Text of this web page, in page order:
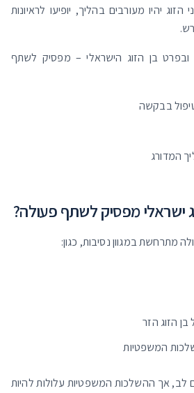
יהיו מעורבים בהליך, יופיעו לראיונות
בן הזוג הישראלי – מפסיק לשתף
בבקשה
המדורג
ישראלי מפסיק לשתף פעולה?
מתרחשת במגוון נסיבות, כגון:
הזוג הזר
המשפטיות
לב, אך ההשלכות המשפטיות עלולות להיות